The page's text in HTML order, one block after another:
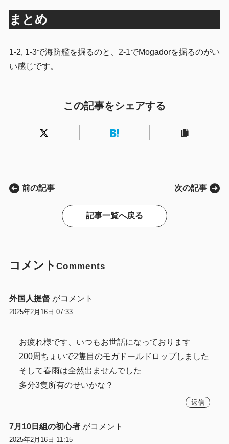
まとめ
1-2, 1-3で海防艦を掘るのと、2-1でMogadorを掘るのがい
い感じです。
この記事をシェアする
前の記事
記事一覧へ戻る
次の記事
コメント Comments
外国人提督 がコメント
2025年2月16日 07:33
お疲れ様です、いつもお世話になっております
200周ちょいで2隻目のモガドールドロップしました
そして春雨は全然出ませんでした
多分3隻所有のせいかな？
返信
7月10日組の初心者 がコメント
2025年2月16日 11:15